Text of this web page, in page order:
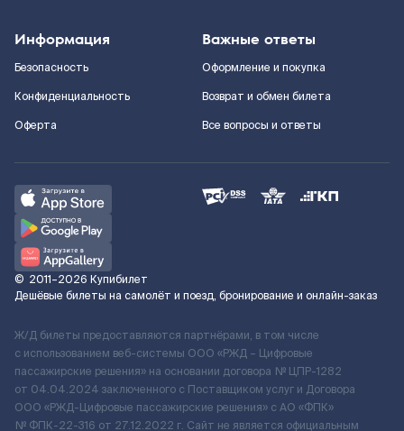
Информация
Безопасность
Конфиденциальность
Оферта
Важные ответы
Оформление и покупка
Возврат и обмен билета
Все вопросы и ответы
© 2011–2026 Купибилет
Дешёвые билеты на самолёт и поезд, бронирование и онлайн-заказ
Ж/Д билеты предоставляются партнёрами, в том числе
с использованием веб-системы ООО «РЖД – Цифровые
пассажирские решения» на основании договора № ЦПР-1282
от 04.04.2024 заключенного с Поставщиком услуг и Договора
ООО «РЖД-Цифровые пассажирские решения» c АО «ФПК»
№ ФПК-22-316 от 27.12.2022 г. Сайт не является официальным